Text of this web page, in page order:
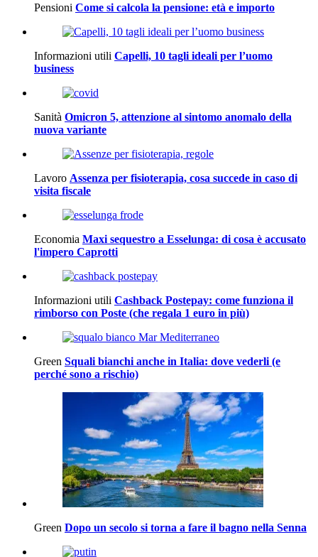
Pensioni Come si calcola la pensione: età e importo
Informazioni utili Capelli, 10 tagli ideali per l’uomo
business
Sanità Omicron 5, attenzione al sintomo anomalo della
nuova variante
Lavoro Assenza per fisioterapia, cosa succede in caso di
visita fiscale
Economia Maxi sequestro a Esselunga: di cosa è accusato
l'impero Caprotti
Informazioni utili Cashback Postepay: come funziona il
rimborso con Poste (che regala 1 euro in più)
Green Squali bianchi anche in Italia: dove vederli (e
perché sono a rischio)
Green Dopo un secolo si torna a fare il bagno nella Senna